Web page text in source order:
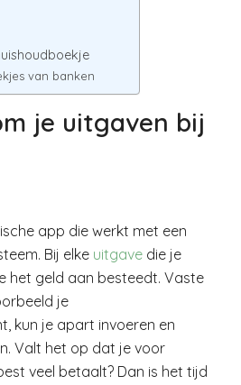
van banken
je uitgaven bij
app die werkt met een
Bij elke uitgavedie je
het geld aan besteedt. Vaste
je
kun je apart invoeren en
Valt het op dat je voor
veel betaalt? Dan is het tijd